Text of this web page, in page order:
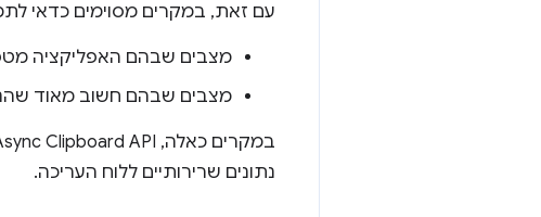
עם זאת, במקרים מסוימים כדאי
מצבים שבהם האפליקציה
מצבים שבהם חשוב מאוד
נתונים שרירותיים ללוח העריכה.